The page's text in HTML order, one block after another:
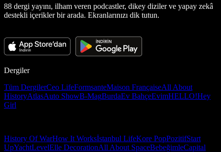
88 dergi yayını, ilham veren podcastler, dikey diziler ve yapay zekâ
destekli içerikler bir arada. Ekranlarınızı dik tutun.
Dergiler
Tüm DergilerCeo LifeFormsanteMaison FrançaiseAll About
HistoryAtlasAuto ShowB-MagBurdaEv BahçeEvimHELLO!Hey
Girl
History Of WarHow It Worksİstanbul LifeKore PopPozitifStart
UpYachtLevelElle DecorationAll About SpaceBebeğimleCapital